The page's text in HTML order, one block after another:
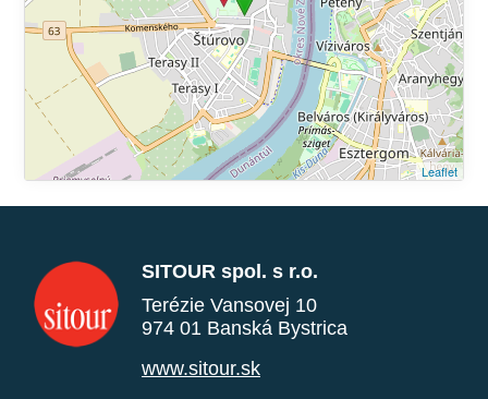
Leaflet
SITOUR spol. s r.o.
Terézie Vansovej 10
974 01 Banská Bystrica
www.sitour.sk